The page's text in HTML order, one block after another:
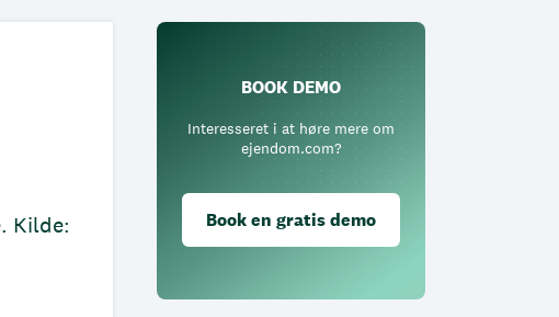
Kilde:
BOOK DEMO
Interesseret i at høre mere om
ejendom.com?
Book en gratis demo